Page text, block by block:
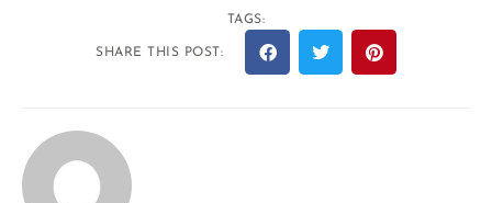
TAGS:
SHARE THIS POST: